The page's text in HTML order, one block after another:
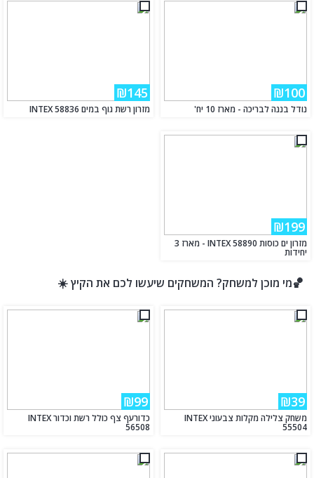
₪100
נודל בננה לבריכה - מארז 10 יח'
₪145
מזרון רשת גוף במים INTEX 58836
₪199
מזרון ים כוסות INTEX 58890 - מארז 3
יחידות
🏀מי מוכן למשחק? המשחקים שיעשו לכם את הקיץ ☀️
₪39
משחק צלילה מקלות צבעוני INTEX
55504
₪99
כדורעף צף כולל רשת וכדור INTEX
56508